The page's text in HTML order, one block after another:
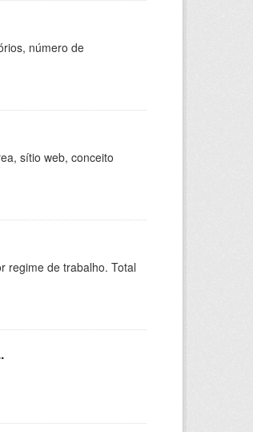
número de
sítio web, conceito
regime de trabalho. Total